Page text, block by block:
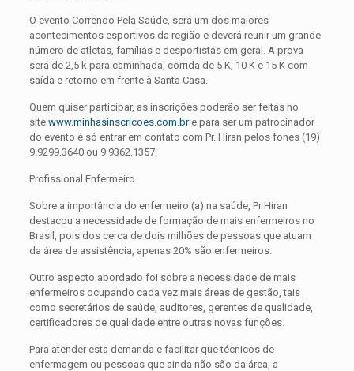
O evento Correndo Pela Saúde, será um dos maiores
acontecimentos esportivos da região e deverá reunir um grande
número de atletas, famílias e desportistas em geral. A prova
será de 2,5 k para caminhada, corrida de 5 K, 10 K e 15 K com
saída e retorno em frente à Santa Casa.
Quem quiser participar, as inscrições poderão ser feitas no
site www.minhasinscricoes.com.bre para ser um patrocinador
do evento é só entrar em contato com Pr. Hiran pelos fones (19)
9.9299.3640 ou 9 9362.1357.
Profissional Enfermeiro.
Sobre a importância do enfermeiro (a) na saúde, Pr Hiran
destacou a necessidade de formação de mais enfermeiros no
Brasil, pois dos cerca de dois milhões de pessoas que atuam
da área de assistência, apenas 20% são enfermeiros.
Outro aspecto abordado foi sobre a necessidade de mais
enfermeiros ocupando cada vez mais áreas de gestão, tais
como secretários de saúde, auditores, gerentes de qualidade,
certificadores de qualidade entre outras novas funções.
Para atender esta demanda e facilitar que técnicos de
enfermagem ou pessoas que ainda não são da área, a